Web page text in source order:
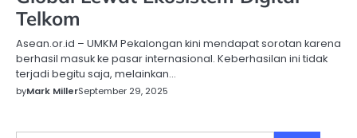
Telkom
Asean.or.id – UMKM Pekalongan kini mendapat sorotan karena
berhasil masuk ke pasar internasional. Keberhasilan ini tidak
terjadi begitu saja, melainkan…
byMark MillerSeptember 29, 2025